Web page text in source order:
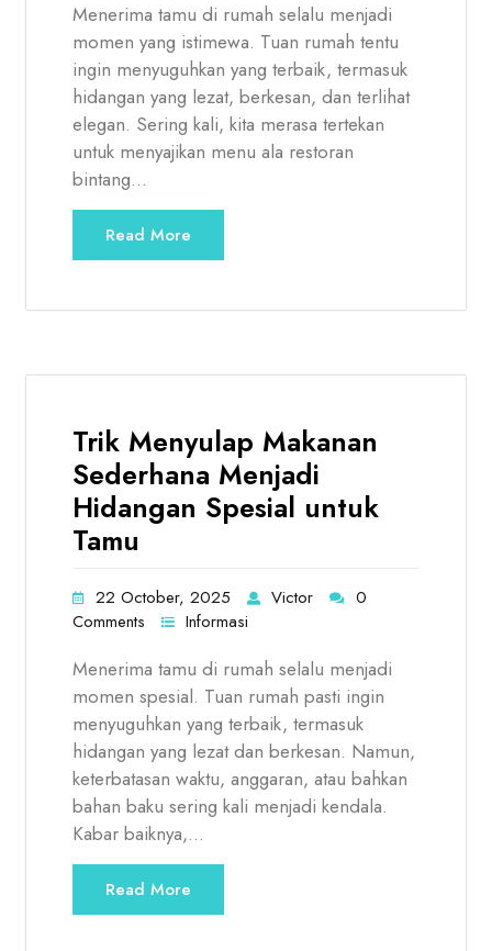
Menerima tamu di rumah selalu menjadi
momen yang istimewa. Tuan rumah tentu
ingin menyuguhkan yang terbaik, termasuk
hidangan yang lezat, berkesan, dan terlihat
elegan. Sering kali, kita merasa tertekan
untuk menyajikan menu ala restoran
bintang…
Read More
Trik Menyulap Makanan
Sederhana Menjadi
Hidangan Spesial untuk
Tamu
22 October, 2025 Victor
0
Comments
Informasi
Menerima tamu di rumah selalu menjadi
momen spesial. Tuan rumah pasti ingin
menyuguhkan yang terbaik, termasuk
hidangan yang lezat dan berkesan. Namun,
keterbatasan waktu, anggaran, atau bahkan
bahan baku sering kali menjadi kendala.
Kabar baiknya,…
Read More